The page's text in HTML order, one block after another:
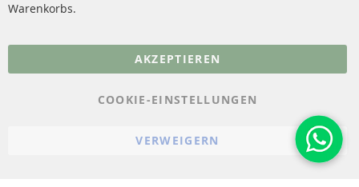
Warenkorbs.
AKZEPTIEREN
COOKIE-EINSTELLUNGEN
VERWEIGERN